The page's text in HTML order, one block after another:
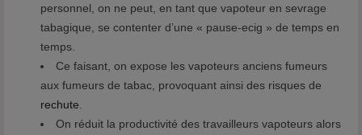
personnel, on ne peut, en tant que vapoteur en sevrage
tabagique, se contenter d’une « pause-ecig » de temps en
temps.
Ce faisant, on expose les vapoteurs anciens fumeurs
aux fumeurs de tabac, provoquant ainsi des risques de
rechute
On réduit la productivité des travailleurs vapoteurs alors